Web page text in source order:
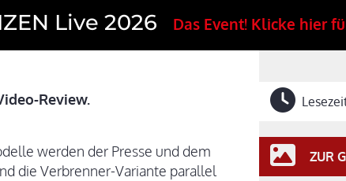
Live 2026 Das Event! Klicke hier
Review.
werden der Presse und dem
die Verbrenner-Variante parallel
ZUR